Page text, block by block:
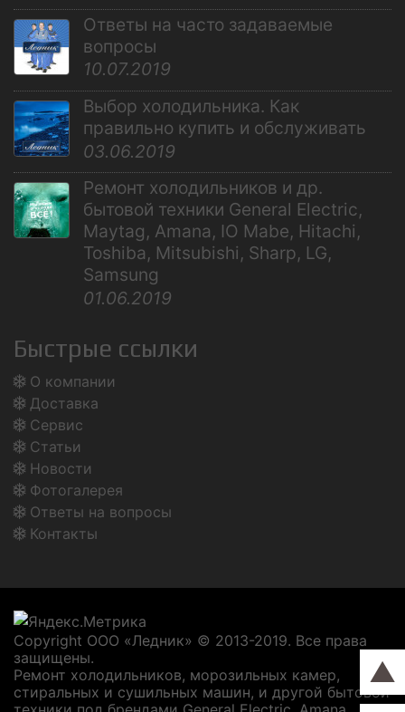
Ответы на часто задаваемые
вопросы
10.07.2019
Выбор холодильника. Как
правильно купить и обслуживать
03.06.2019
Ремонт холодильников и др.
бытовой техники General Electric,
Maytag, Amana, IO Mabe, Hitachi,
Toshiba, Mitsubishi, Sharp, LG,
Samsung
01.06.2019
Быстрые ссылки
О компании
Доставка
Сервис
Статьи
Новости
Фотогалерея
Ответы на вопросы
Контакты
Copyright ООО «Ледник» © 2013-2019. Все права
защищены.
Ремонт холодильников, морозильных камер,
стиральных и сушильных машин, и другой бытовой
▲